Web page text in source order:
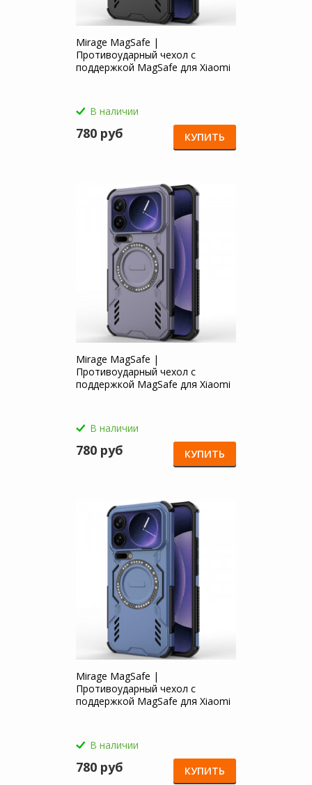
Mirage MagSafe |
Противоударный чехол с
поддержкой MagSafe для Xiaomi
В наличии
780 руб КУПИТЬ
Mirage MagSafe |
Противоударный чехол с
поддержкой MagSafe для Xiaomi
В наличии
780 руб КУПИТЬ
Mirage MagSafe |
Противоударный чехол с
поддержкой MagSafe для Xiaomi
В наличии
780 руб КУПИТЬ